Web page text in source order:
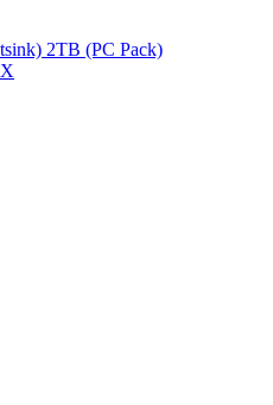
2TB (PC Pack)